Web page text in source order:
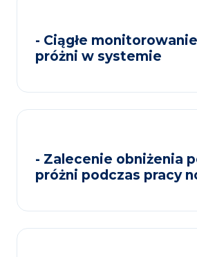
- Ciągłe
próżni w systemie
- Zalecenie obniżenia
próżni podczas pracy